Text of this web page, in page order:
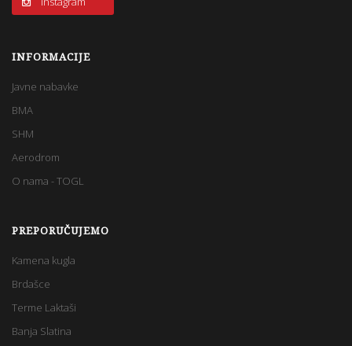
INFORMACIJE
Javne nabavke
BMA
SHM
Aerodrom
O nama - TOGL
PREPORUČUJEMO
Kamena kugla
Brdašce
Terme Laktaši
Banja Slatina